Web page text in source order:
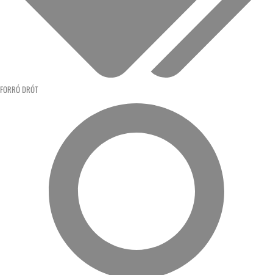
FORRÓ DRÓT